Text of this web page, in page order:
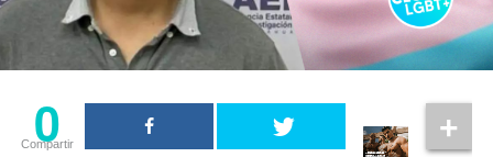
0
Compartir